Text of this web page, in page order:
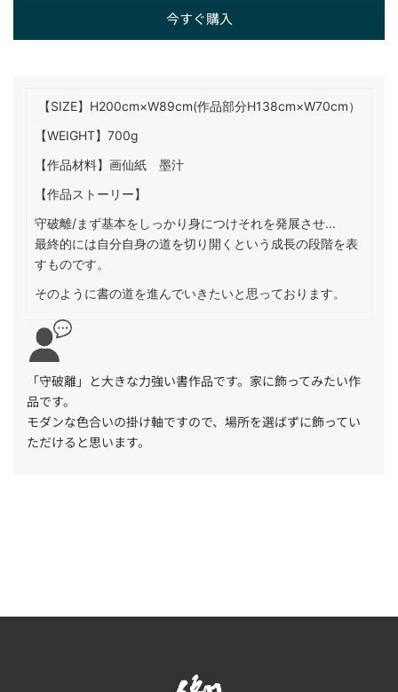
今すぐ購入
【SIZE】H200cm×W89cm(作品部分H138cm×W70cm）
【WEIGHT】700g
【作品材料】画仙紙 墨汁
【作品ストーリー】
守破離/まず基本をしっかり身につけそれを発展させ...
最終的には自分自身の道を切り開くという成長の段階を表
すものです。
そのように書の道を進んでいきたいと思っております。
「守破離」と大きな力強い書作品です。家に飾ってみたい作
品です。
モダンな色合いの掛け軸ですので、場所を選ばずに飾ってい
ただけると思います。